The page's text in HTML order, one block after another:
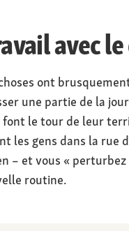
avec
ont
une partie de la
le tour de leur
les gens dans la
– et vous «
routine.